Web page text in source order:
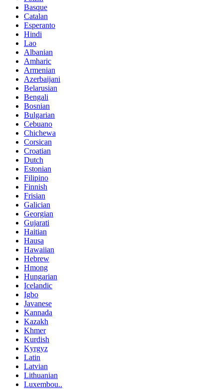
Basque
Catalan
Esperanto
Hindi
Lao
Albanian
Amharic
Armenian
Azerbaijani
Belarusian
Bengali
Bosnian
Bulgarian
Cebuano
Chichewa
Corsican
Croatian
Dutch
Estonian
Filipino
Finnish
Frisian
Galician
Georgian
Gujarati
Haitian
Hausa
Hawaiian
Hebrew
Hmong
Hungarian
Icelandic
Igbo
Javanese
Kannada
Kazakh
Khmer
Kurdish
Kyrgyz
Latin
Latvian
Lithuanian
Luxembou..